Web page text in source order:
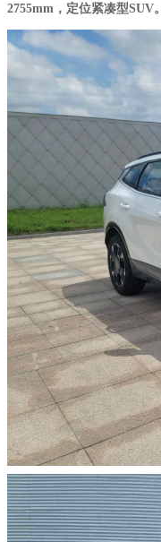
2755mm ， 定位紧凑型SUV。